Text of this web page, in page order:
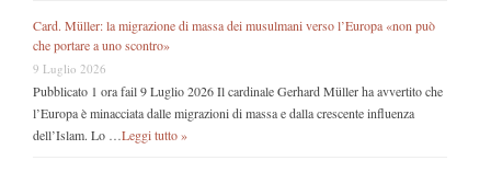
Card. Müller: la migrazione di massa dei musulmani verso l’Europa «non può
che portare a uno scontro»
9 Luglio 2026
Pubblicato 1 ora fail 9 Luglio 2026 Il cardinale Gerhard Müller ha avvertito che
l’Europa è minacciata dalle migrazioni di massa e dalla crescente influenza
dell’Islam. Lo … Leggi tutto »